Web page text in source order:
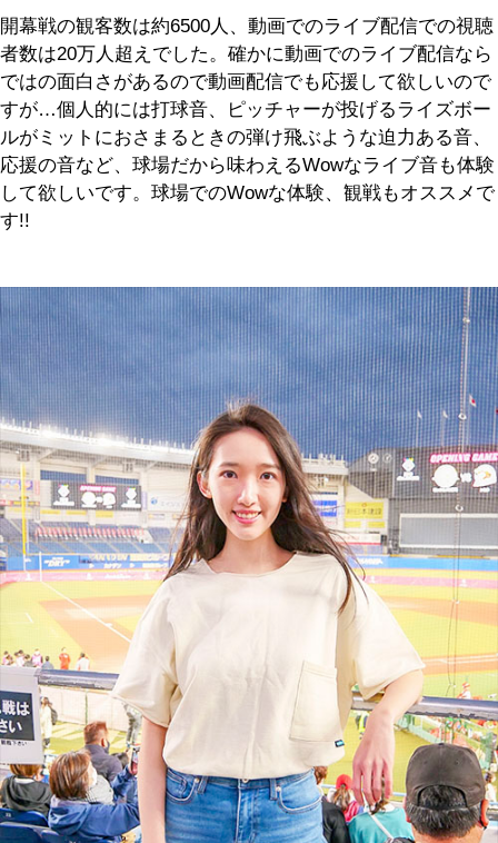
開幕戦の観客数は約6500人、動画でのライブ配信での視聴
者数は20万人超えでした。確かに動画でのライブ配信なら
ではの面白さがあるので動画配信でも応援して欲しいので
すが…個人的には打球音、ピッチャーが投げるライズボー
ルがミットにおさまるときの弾け飛ぶような迫力ある音、
応援の音など、球場だから味わえるWowなライブ音も体験
して欲しいです。球場でのWowな体験、観戦もオススメで
す!!